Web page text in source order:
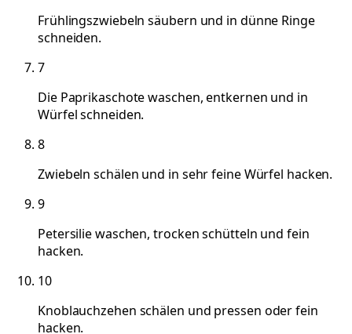
Frühlingszwiebeln säubern und in dünne Ringe
schneiden.
7
Die Paprikaschote waschen, entkernen und in
Würfel schneiden.
8
Zwiebeln schälen und in sehr feine Würfel hacken.
9
Petersilie waschen, trocken schütteln und fein
hacken.
10
Knoblauchzehen schälen und pressen oder fein
hacken.